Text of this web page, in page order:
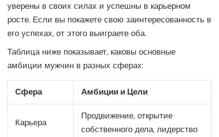
уверены в своих силах и успешны в карьерном
росте. Если вы покажете свою заинтересованность в
его успехах, от этого выиграете оба.
Таблица ниже показывает, каковы основные
амбиции мужчин в разных сферах:
Сфера Амбиции и Цели
Карьера
Продвижение, открытие
собственного дела, лидерство